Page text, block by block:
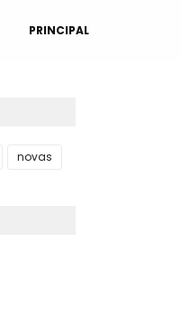
PRINCIPAL
novas